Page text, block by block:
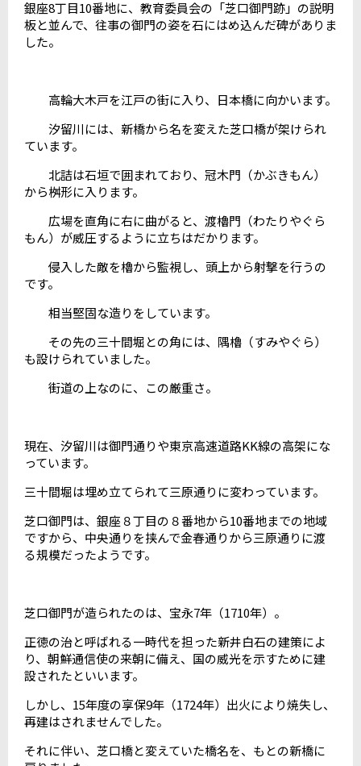
銀座8丁目10番地に、教育委員会の「芝口御門跡」の説明
板と並んで、往事の御門の姿を石にはめ込んだ碑がありま
した。
高輪大木戸を江戸の街に入り、日本橋に向かいます。
汐留川には、新橋から名を変えた芝口橋が架けられ
ています。
北詰は石垣で囲まれており、冠木門（かぶきもん）
から桝形に入ります。
広場を直角に右に曲がると、渡櫓門（わたりやぐら
もん）が威圧するように立ちはだかります。
侵入した敵を櫓から監視し、頭上から射撃を行うの
です。
相当堅固な造りをしています。
その先の三十間堀との角には、隅櫓（すみやぐら）
も設けられていました。
街道の上なのに、この厳重さ。
現在、汐留川は御門通りや東京高速道路KK線の高架にな
っています。
三十間堀は埋め立てられて三原通りに変わっています。
芝口御門は、銀座８丁目の８番地から10番地までの地域
ですから、中央通りを挟んで金春通りから三原通りに渡
る規模だったようです。
芝口御門が造られたのは、宝永7年（1710年）。
正徳の治と呼ばれる一時代を担った新井白石の建策によ
り、朝鮮通信使の来朝に備え、国の威光を示すために建
設されたといいます。
しかし、15年度の享保9年（1724年）出火により焼失し、
再建はされませんでした。
それに伴い、芝口橋と変えていた橋名を、もとの新橋に